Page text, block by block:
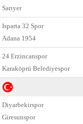
Sarıyer
Isparta 32 Spor
Adana 1954
24 Erzincanspor
Karaköprü Belediyespor
Diyarbekirspor
Giresunspor